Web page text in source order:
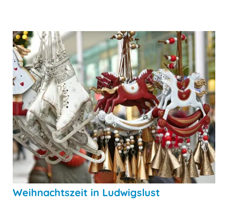
Weihnachtszeit in Ludwigslust